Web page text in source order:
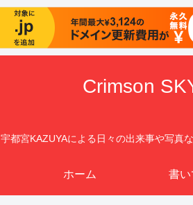
Crimson
宇都宮KAZUYAによる日々の出来事や写真
ホーム 書い